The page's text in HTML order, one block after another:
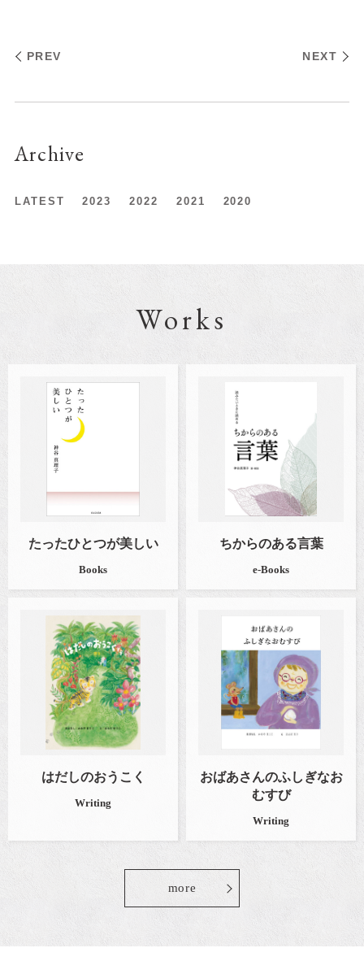
PREV NEXT
Archive
LATEST 2023 2022 2021 2020
Works
たったひとつが美しい
Books
ちからのある言葉
e-Books
はだしのおうこく
Writing
おばあさんのふしぎなお
むすび
Writing
more